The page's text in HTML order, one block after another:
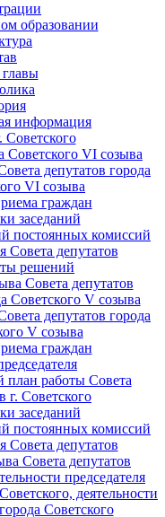
образовании
информация
Советского
Советского VI созыва
депутатов города
VI созыва
граждан
заседаний
постоянных комиссий
Совета депутатов
решений
Совета депутатов
Советского V созыва
депутатов города
V созыва
граждан
план работы Совета
г. Советского
заседаний
постоянных комиссий
Совета депутатов
Совета депутатов
председателя
деятельности
Советского